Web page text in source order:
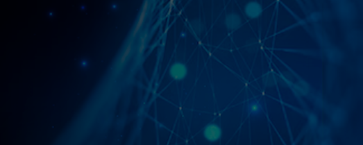
Unidad de Cuidado Crítico